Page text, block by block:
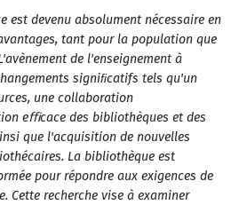
est devenu absolument nécessaire en
tant pour la population que
de l'enseignement à
signiﬁcatifs tels qu'un
une collaboration
eﬃcace des bibliothèques et des
que l'acquisition de nouvelles
La bibliothèque est
pour répondre aux exigences de
Cette recherche vise à examiner